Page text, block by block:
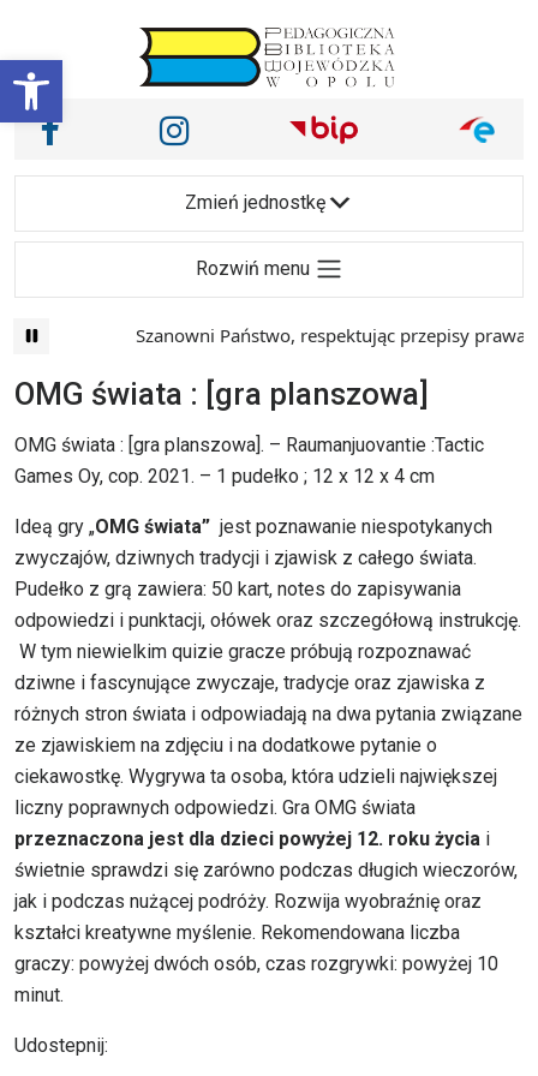
Otwórz pasek narzędzi
Main Navigation
Nasze media społecznościowe i inne
Facebook Instagram
Zmień jednostkę
Rozwiń menu
Szanowni Państwo, respektując przepisy prawa
OMG świata : [gra planszowa]
OMG świata : [gra planszowa]. – Raumanjuovantie :Tactic
Games Oy, cop. 2021. – 1 pudełko ; 12 x 12 x 4 cm
Ideą gry „OMG świata” jest poznawanie niespotykanych
zwyczajów, dziwnych tradycji i zjawisk z całego świata.
Pudełko z grą zawiera: 50 kart, notes do zapisywania
odpowiedzi i punktacji, ołówek oraz szczegółową instrukcję.
W tym niewielkim quizie gracze próbują rozpoznawać
dziwne i fascynujące zwyczaje, tradycje oraz zjawiska z
różnych stron świata i odpowiadają na dwa pytania związane
ze zjawiskiem na zdjęciu i na dodatkowe pytanie o
ciekawostkę. Wygrywa ta osoba, która udzieli największej
liczny poprawnych odpowiedzi. Gra OMG świata
przeznaczona jest dla dzieci powyżej 12. roku życia i
świetnie sprawdzi się zarówno podczas długich wieczorów,
jak i podczas nużącej podróży. Rozwija wyobraźnię oraz
kształci kreatywne myślenie. Rekomendowana liczba
graczy: powyżej dwóch osób, czas rozgrywki: powyżej 10
minut.
Udostepnij: